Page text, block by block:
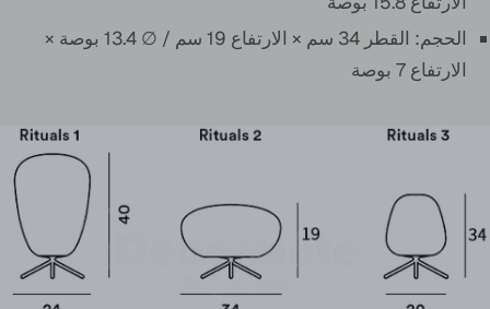
الحجم: القطر 34 سم × الارتفاع 19 سم / ∅ 13.4 بوصة ×
الارتفاع 7 بوصة